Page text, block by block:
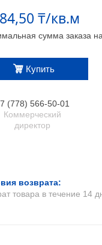
₸/кв.м
сумма заказа
Купить
(778) 566-50-01
Коммерческий
директор
товара в течение 14